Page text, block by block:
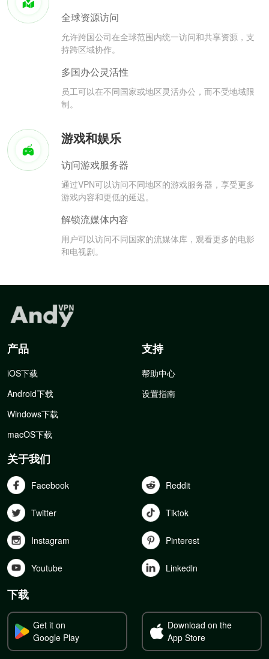
全球资源访问
允许跨国公司在全球范围内统一访问和共享资源，支
持跨区域协作。
多国办公灵活性
员工可以在不同国家或地区灵活办公，而不受地域限
制。
游戏和娱乐
访问游戏服务器
通过VPN可以访问不同地区的游戏服务器，享受更多
游戏内容和更低的延迟。
解锁流媒体内容
用户可以访问不同国家的流媒体库，观看更多的电影
和电视剧。
产品
iOS下载
Android下载
Windows下载
macOS下载
支持
帮助中心
设置指南
关于我们
Facebook Reddit
Twitter Tiktok
Instagram Pinterest
Youtube Linkedln
下载
Get it on
Google Play
Download on the
App Store